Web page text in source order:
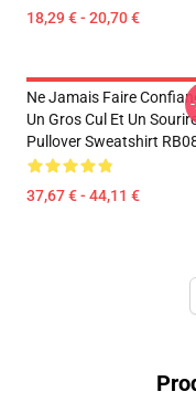
18,29 € - 20,70 €
Ne Jamais Faire
Un Gros Cul Et Un Sourire
Pullover Sweatshirt
37,67 € - 44,11 €